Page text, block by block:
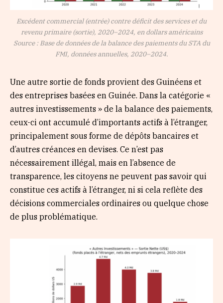
Excédent commercial (entrée) contre déficit des services et du
revenu primaire (sortie), 2020–2024, en dollars américains
Source : Base de données de la balance des paiements du STA du
FMI, données annuelles, 2020–2024.
Une autre sortie de fonds provient des Guinéens et
des entreprises basées en Guinée. Dans la catégorie «
autres investissements » de la balance des paiements,
ceux-ci ont accumulé d’importants actifs à l’étranger,
principalement sous forme de dépôts bancaires et
d’autres créances en devises. Ce n’est pas
nécessairement illégal, mais en l’absence de
transparence, les citoyens ne peuvent pas savoir qui
constitue ces actifs à l’étranger, ni si cela reflète des
décisions commerciales ordinaires ou quelque chose
de plus problématique.